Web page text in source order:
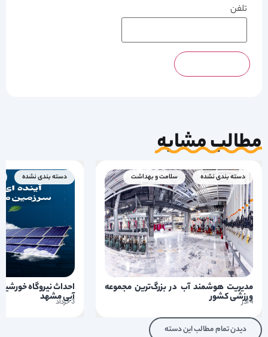
تلفن
مطالب مشابه
دسته بندی نشده سلامت و بهداشت
مدیریت هوشمند آب در بزرگ‌ترین مجموعه
ورزشی کشور
4 آذر
دسته بندی نشده
احداث نیروگاه
آبی مشهد
3 خرداد
دیدن تمام مطالب این دسته